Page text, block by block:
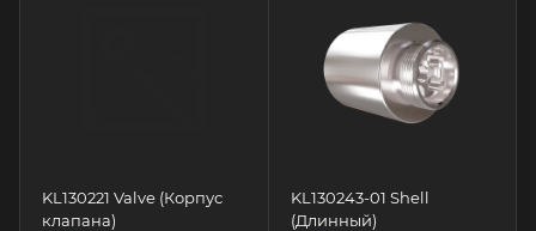
KL130221 Valve (Корпус
клапана)
KL130243-01 Shell
(Длинный)